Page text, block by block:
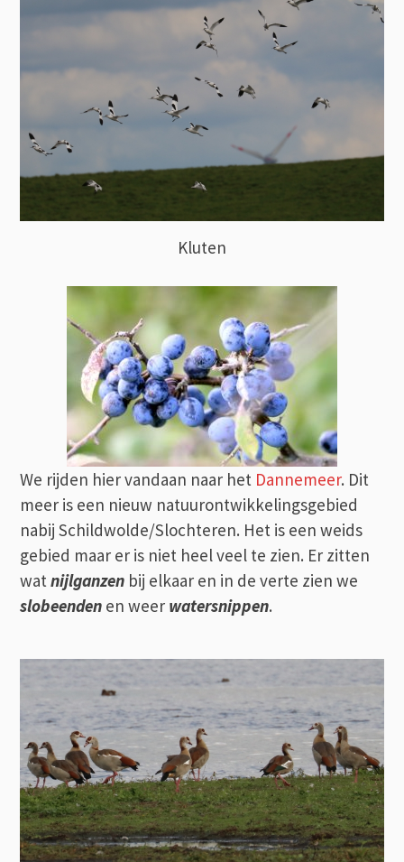
Kluten
We rijden hier vandaan naar het Dannemeer. Dit
meer is een nieuw natuurontwikkelingsgebied
nabij Schildwolde/Slochteren. Het is een weids
gebied maar er is niet heel veel te zien. Er zitten
watnijlganzen bij elkaar en in de verte zien we
slobeenden en weer watersnippen.